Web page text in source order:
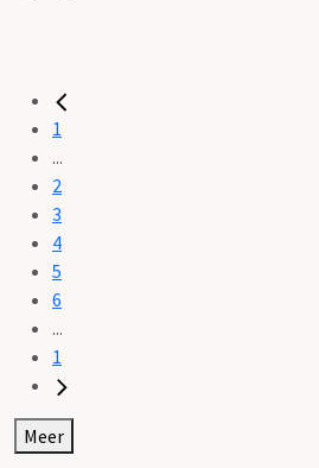
1
...
2
3
4
5
6
...
1
Meer